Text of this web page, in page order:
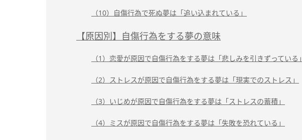
（10）自傷行為で死ぬ夢は「追い込まれている」
【原因別】自傷行為をする夢の意味
（1）恋愛が原因で自傷行為をする夢は「悲しみを引きずっている」
（2）ストレスが原因で自傷行為をする夢は「現実でのストレス」
（3）いじめが原因で自傷行為をする夢は「ストレスの蓄積」
（4）ミスが原因で自傷行為をする夢は「失敗を恐れている」